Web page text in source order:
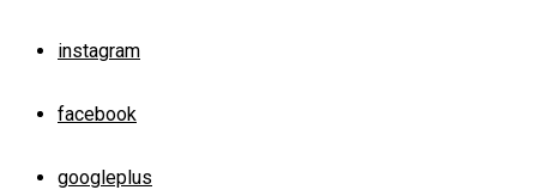
instagram
facebook
googleplus